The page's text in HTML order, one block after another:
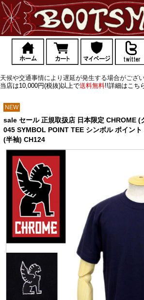
天候や交通事情により遅延が発生する場合がござい
当店は10,000円(税抜)以上で送料無料!!詳細はこち
NEW
sale セール 正規取扱店 日本限定 CHROME (
045 SYMBOL POINT TEE シンボル ポイン
(半袖) CH124